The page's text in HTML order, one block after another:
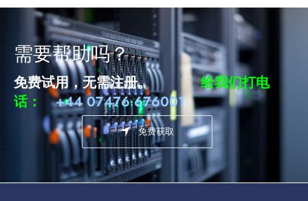
需要帮助吗？
免费试用，无需注册。
给我们打电
话：
+44 07476 676001
免费获取